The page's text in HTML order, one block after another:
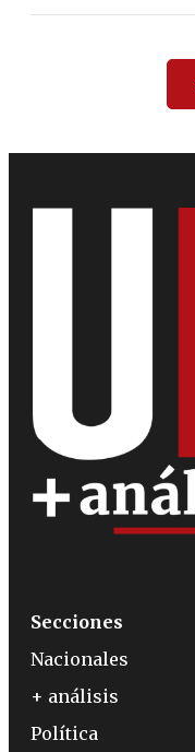
Secciones
Nacionales
+ análisis
Política